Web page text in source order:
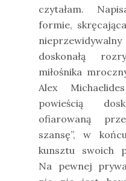
czytałam.
formie,
doskonałą
miłośnika
Alex
powieścią
ofiarowaną
szansę”, w
kunsztu swoich
Na pewnej